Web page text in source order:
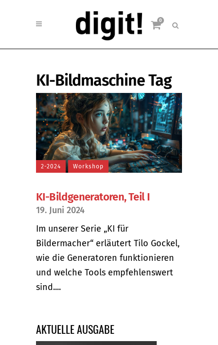
0
KI-Bildmaschine Tag
2-2024 Workshop
KI-Bildgeneratoren, Teil I
19. Juni 2024
Im unserer Serie „KI für
Bildermacher“ erläutert Tilo Gockel,
wie die Generatoren funktionieren
und welche Tools empfehlenswert
sind....
AKTUELLE AUSGABE